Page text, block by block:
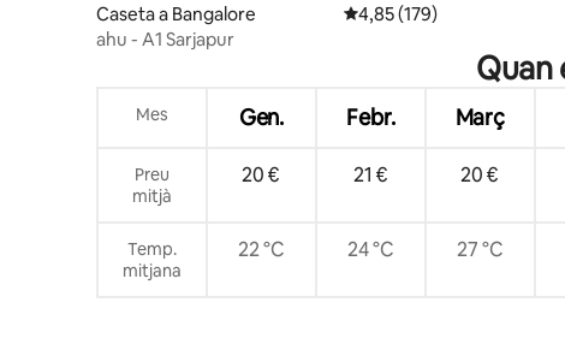
Caseta a Bangalore 4,85 de puntuació mitjana
4,85 (179)
ahu - A1 Sarjapur
Quan
Mes Gen. Febr. Març
Preu
mitjà
20 € 21 € 20 €
Temp.
mitjana
22 °C 24 °C 27 °C